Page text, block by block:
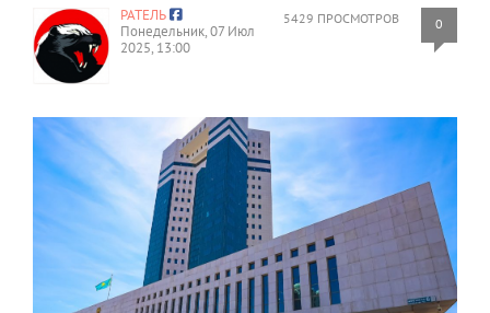
5429 ПРОСМОТРОВ 0
РАТЕЛЬ
Понедельник, 07 Июл
2025, 13:00